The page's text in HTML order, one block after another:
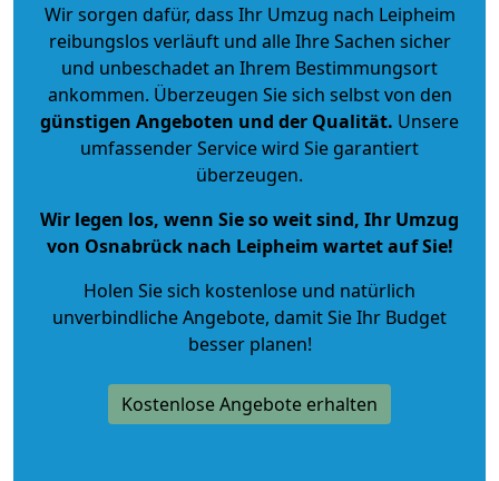
Wir sorgen dafür, dass Ihr Umzug nach Leipheim
reibungslos verläuft und alle Ihre Sachen sicher
und unbeschadet an Ihrem Bestimmungsort
ankommen. Überzeugen Sie sich selbst von den
günstigen Angeboten und der Qualität. Unsere
umfassender Service wird Sie garantiert
überzeugen.
Wir legen los, wenn Sie so weit sind, Ihr Umzug
von Osnabrück nach Leipheim wartet auf Sie!
Holen Sie sich kostenlose und natürlich
unverbindliche Angebote, damit Sie Ihr Budget
besser planen!
Kostenlose Angebote erhalten